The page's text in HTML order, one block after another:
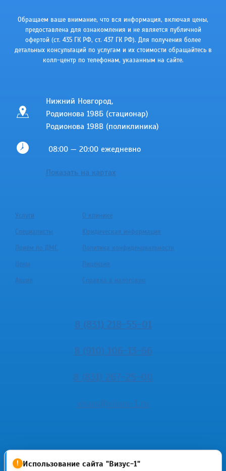
Обращаем ваше внимание, что вся информация, включая цены,
предоставлена для ознакомления и не является публичной
офертой (ст. 435 ГК РФ, cт. 437 ГК РФ). Для получения более
детальных консультаций по услугам и их стоимости обращайтесь в
колл-центр по телефонам, указанным на сайте.
Нижний Новгород,
Родионова 198Б (стационар)
Родионова 198В (поликлиника)
08:00 — 20:00 ежедневно
Показать на картах
Услуги
О клинике
Специалисты
Юридическая информация
Приём по ДМС
Политика конфиденциальности
Цены
Лицензия
Акции
Справка в налоговую
8 (831) 218-55-01
8 (910) 106-13-66
8 (831) 267-25-00
visus@visus-1.ru
! Использование сайта "Визус-1"